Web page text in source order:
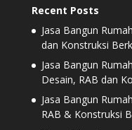
Recent Posts
Jasa Bangun
dan Konstruksi
Jasa Bangun
Desain, RAB dan
Jasa Bangun
RAB & Konstruksi